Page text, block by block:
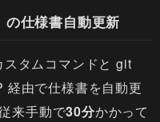
仕様書自動更新
タムコマンドと git
由で仕様書を自動更
来手動で30分かかって